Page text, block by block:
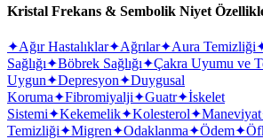
Kristal Frekans & Sembolik Niyet
✦Ağır Hastalıklar✦Ağrılar✦Aura Temizliği
Sağlığı✦Böbrek Sağlığı✦Çakra Uyumu ve
Uygun✦Depresyon✦Duygusal
Koruma✦Fibromiyalji✦Guatr✦İskelet
Sistemi✦Kekemelik✦Kolesterol✦Maneviyat
Temizliği✦Migren✦Odaklanma✦Ödem✦